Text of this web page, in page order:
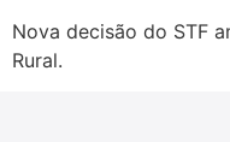
Nova decisão do STF
Rural.